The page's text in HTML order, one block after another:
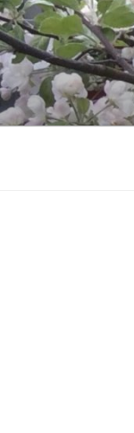
Siirry
sisältöön